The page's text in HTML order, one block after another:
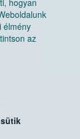
hogyan
élmény
az